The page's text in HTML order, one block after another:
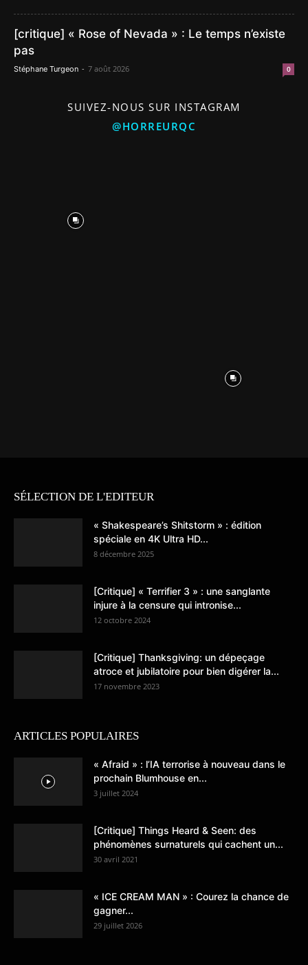
[critique] « Rose of Nevada » : Le temps n’existe
pas
Stéphane Turgeon - 7 août 2026 0
SUIVEZ-NOUS SUR INSTAGRAM
@HORREURQC
SÉLECTION DE L'EDITEUR
« Shakespeare’s Shitstorm » : édition
spéciale en 4K Ultra HD...
8 décembre 2025
[Critique] « Terrifier 3 » : une sanglante
injure à la censure qui intronise...
12 octobre 2024
[Critique] Thanksgiving: un dépeçage
atroce et jubilatoire pour bien digérer la...
17 novembre 2023
ARTICLES POPULAIRES
« Afraid » : l’IA terrorise à nouveau dans le
prochain Blumhouse en...
3 juillet 2024
[Critique] Things Heard & Seen: des
phénomènes surnaturels qui cachent un...
30 avril 2021
« ICE CREAM MAN » : Courez la chance de
gagner...
29 juillet 2026